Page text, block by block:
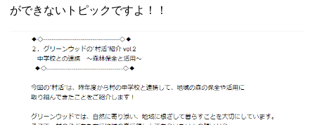
ができないトピックですよ！！